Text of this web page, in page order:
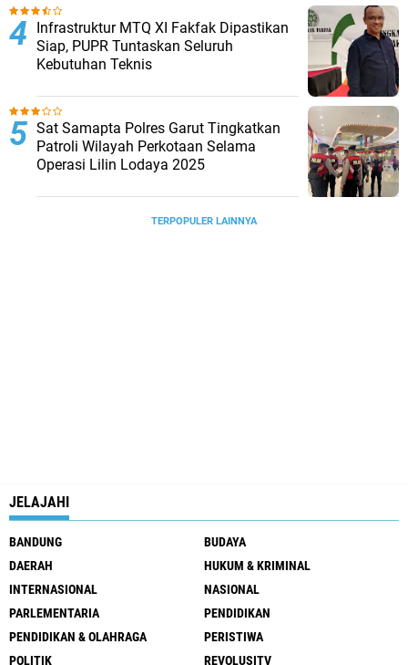
Infrastruktur MTQ XI Fakfak Dipastikan
Siap, PUPR Tuntaskan Seluruh
Kebutuhan Teknis
Sat Samapta Polres Garut Tingkatkan
Patroli Wilayah Perkotaan Selama
Operasi Lilin Lodaya 2025
TERPOPULER LAINNYA
JELAJAHI
BANDUNG
BUDAYA
DAERAH
HUKUM & KRIMINAL
INTERNASIONAL
NASIONAL
PARLEMENTARIA
PENDIDIKAN
PENDIDIKAN & OLAHRAGA
PERISTIWA
POLITIK
REVOLUSITV